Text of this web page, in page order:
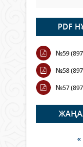
Open Air:
полиция
мыңнан
06 тамыз
Wi-Fi
ӨТЕДІ?
06 тамыз
граждане
PDF
№59
№58
№57
«